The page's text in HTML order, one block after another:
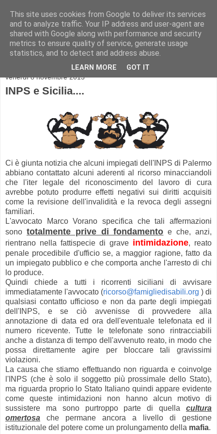
venerdì 8 novembre 2013
INPS e Sicilia....
Ci è giunta notizia che alcuni impiegati dell'INPS di Palermo
abbiano contattato alcuni aderenti al ricorso minacciandoli
che l'iter legale del riconoscimento del lavoro di cura
avrebbe potuto produrre effetti negativi sui diritti acquisiti
come la revisione dell'invalidità e la revoca degli assegni
familiari.
L'avvocato Marco Vorano specifica che tali affermazioni
sono totalmente prive di fondamento e che, anzi,
rientrano nella fattispecie di grave intimidazione, reato
penale procedibile d'ufficio se, a maggior ragione, fatto da
un impiegato pubblico e che comporta anche l'arresto di chi
lo produce.
Quindi chiede a tutti i ricorrenti siciliani di avvisare
immediatamente l'avvocato (ricorso@famigliedisabili.org ) di
qualsiasi contatto ufficioso e non da parte degli impiegati
dell'INPS, e se ciò avvenisse di provvedere alla
annotazione di data ed ora dell'eventuale telefonata ed il
numero ricevente. Tutte le telefonate sono rintracciabili
anche a distanza di tempo dell'avvenuto reato, in modo che
possa direttamente agire per bloccare tali gravissimi
violazioni.
La causa che stiamo effettuando non riguarda e coinvolge
l'INPS (che è solo il soggetto più prossimale dello Stato),
ma riguarda proprio lo Stato Italiano quindi appare evidente
come queste intimidazioni non hanno alcun motivo di
sussistere ma sono purtroppo parte di quella cultura
omertosa
che permane ancora a livello di gestione
istituzionale del potere come un prolungamento della mafia.
This site uses cookies from Google to deliver its services
and to analyze traffic. Your IP address and user-agent are
shared with Google along with performance and security
metrics to ensure quality of service, generate usage
statistics, and to detect and address abuse.
LEARN MORE GOT IT